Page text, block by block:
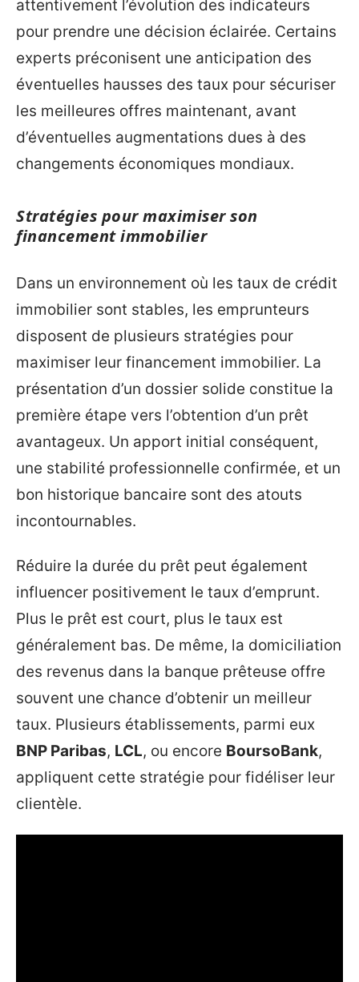
attentivement l’évolution des indicateurs
pour prendre une décision éclairée. Certains
experts préconisent une anticipation des
éventuelles hausses des taux pour sécuriser
les meilleures offres maintenant, avant
d’éventuelles augmentations dues à des
changements économiques mondiaux.
Stratégies pour maximiser son
financement immobilier
Dans un environnement où les taux de crédit
immobilier sont stables, les emprunteurs
disposent de plusieurs stratégies pour
maximiser leur financement immobilier. La
présentation d’un dossier solide constitue la
première étape vers l’obtention d’un prêt
avantageux. Un apport initial conséquent,
une stabilité professionnelle confirmée, et un
bon historique bancaire sont des atouts
incontournables.
Réduire la durée du prêt peut également
influencer positivement le taux d’emprunt.
Plus le prêt est court, plus le taux est
généralement bas. De même, la domiciliation
des revenus dans la banque prêteuse offre
souvent une chance d’obtenir un meilleur
taux. Plusieurs établissements, parmi eux
BNP Paribas, LCL, ou encore BoursoBank,
appliquent cette stratégie pour fidéliser leur
clientèle.